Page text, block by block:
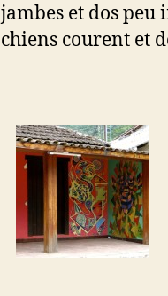
jambes et dos peu
chiens courent et